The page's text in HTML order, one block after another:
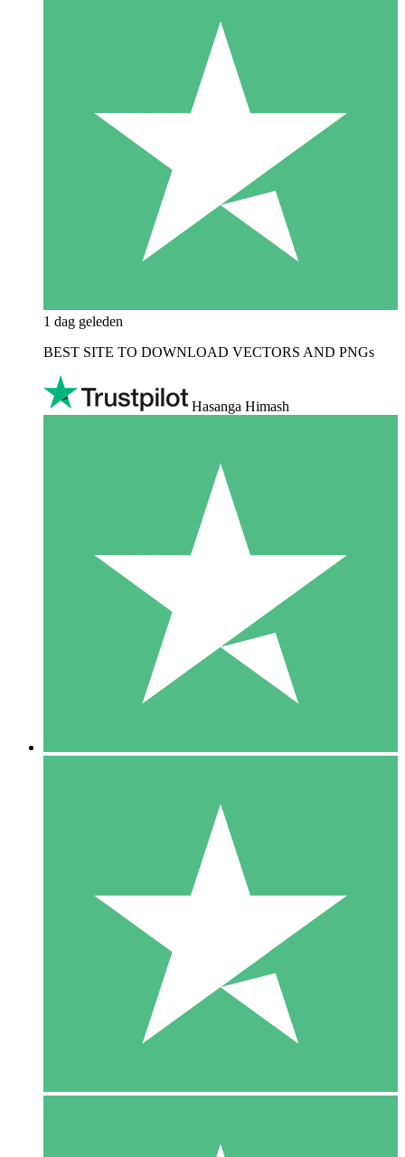
1 dag geleden
BEST SITE TO DOWNLOAD VECTORS AND PNGs
Hasanga Himash